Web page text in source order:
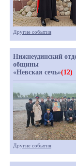
Другие события
Нижнеудинский
общины
«Невская сечь»(12)
Другие события